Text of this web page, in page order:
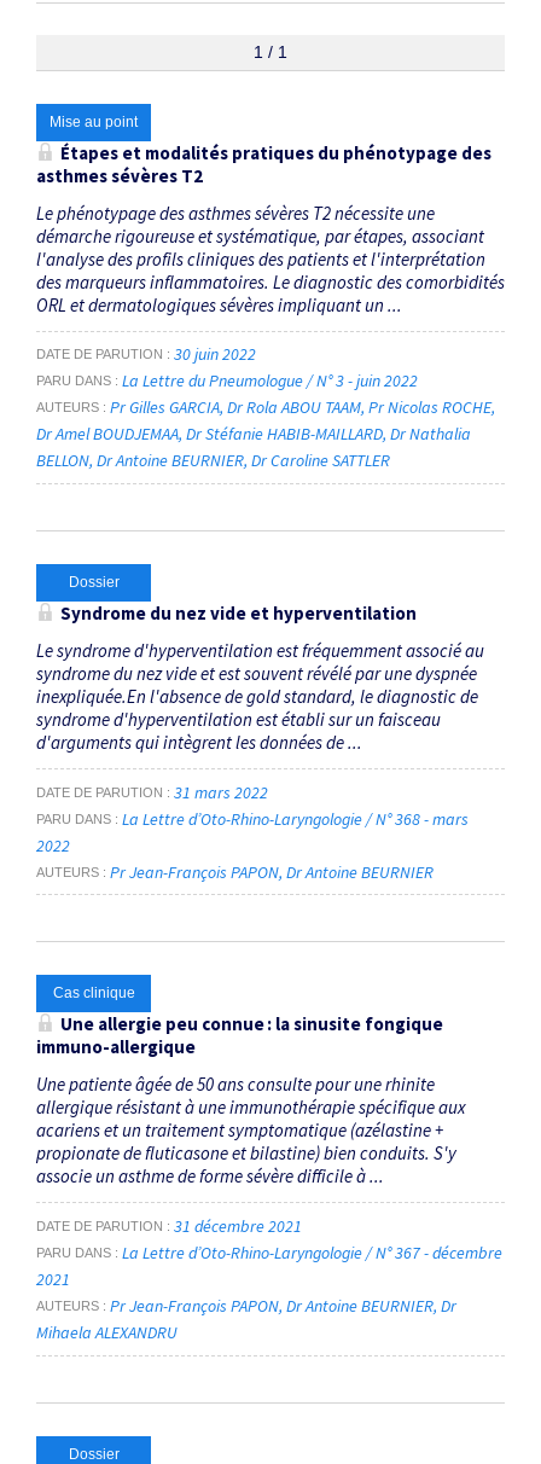
1 / 1
Mise au point
Étapes et modalités pratiques du phénotypage des
asthmes sévères T2
Le phénotypage des asthmes sévères T2 nécessite une
démarche rigoureuse et systématique, par étapes, associant
l'analyse des profils cliniques des patients et l'interprétation
des marqueurs inflammatoires. Le diagnostic des comorbidités
ORL et dermatologiques sévères impliquant un ...
DATE DE PARUTION 30 juin 2022
PARU DANS La Lettre du Pneumologue / N° 3 - juin 2022
AUTEURS Pr Gilles GARCIA Dr Rola ABOU TAAM Pr Nicolas ROCHE
Dr Amel BOUDJEMAA Dr Stéfanie HABIB-MAILLARD Dr Nathalia
BELLON Dr Antoine BEURNIER Dr Caroline SATTLER
Dossier
Syndrome du nez vide et hyperventilation
Le syndrome d'hyperventilation est fréquemment associé au
syndrome du nez vide et est souvent révélé par une dyspnée
inexpliquée.En l'absence de gold standard, le diagnostic de
syndrome d'hyperventilation est établi sur un faisceau
d'arguments qui intègrent les données de ...
DATE DE PARUTION 31 mars 2022
PARU DANS
La Lettre d’Oto-Rhino-Laryngologie / N° 368 - mars
2022
AUTEURS Pr Jean-François PAPON Dr Antoine BEURNIER
Cas clinique
Une allergie peu connue : la sinusite fongique
immuno-allergique
Une patiente âgée de 50 ans consulte pour une rhinite
allergique résistant à une immunothérapie spécifique aux
acariens et un traitement symptomatique (azélastine +
propionate de fluticasone et bilastine) bien conduits. S'y
associe un asthme de forme sévère difficile à ...
DATE DE PARUTION 31 décembre 2021
PARU DANS
La Lettre d’Oto-Rhino-Laryngologie / N° 367 - décembre
2021
AUTEURS Pr Jean-François PAPON Dr Antoine BEURNIER Dr
Mihaela ALEXANDRU
Dossier